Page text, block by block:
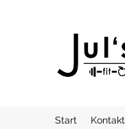
Start Kontakt